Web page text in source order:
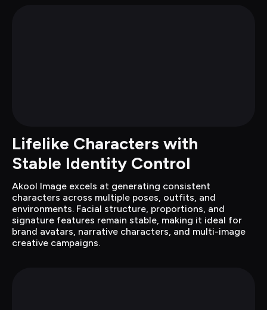
Lifelike Characters with
Stable Identity Control
Akool Image excels at generating consistent
characters across multiple poses, outfits, and
environments. Facial structure, proportions, and
signature features remain stable, making it ideal for
brand avatars, narrative characters, and multi-image
creative campaigns.